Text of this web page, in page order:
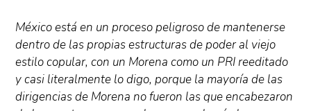
México está en un proceso peligroso de mantenerse
dentro de las propias estructuras de poder al viejo
estilo copular, con un Morena como un PRI reeditado
y casi literalmente lo digo, porque la mayoría de las
dirigencias de Morena no fueron las que encabezaron